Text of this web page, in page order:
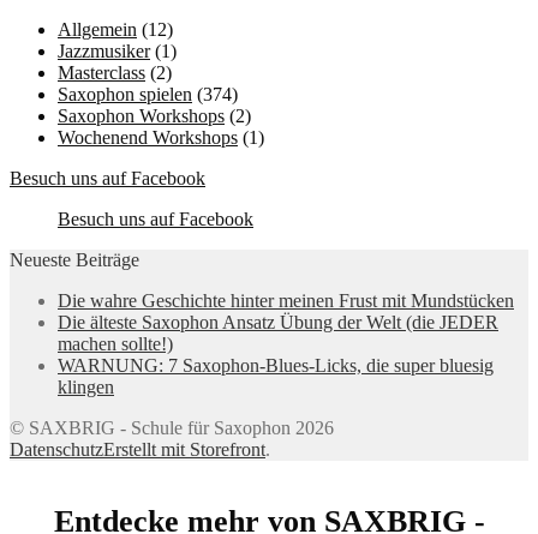
Allgemein (12)
Jazzmusiker(1)
Masterclass (2)
Saxophon spielen (374)
Saxophon Workshops (2)
Wochenend Workshops (1)
Besuch uns auf Facebook
Besuch uns auf Facebook
Neueste Beiträge
Die wahre Geschichte hinter meinen Frust mit Mundstücken
Die älteste Saxophon Ansatz Übung der Welt (die JEDER
machen sollte!)
WARNUNG: 7 Saxophon-Blues-Licks, die super bluesig
klingen
© SAXBRIG - Schule für Saxophon 2026
DatenschutzErstellt mit Storefront.
Entdecke mehr von SAXBRIG -